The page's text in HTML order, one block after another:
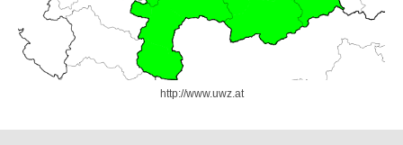
http://www.uwz.at